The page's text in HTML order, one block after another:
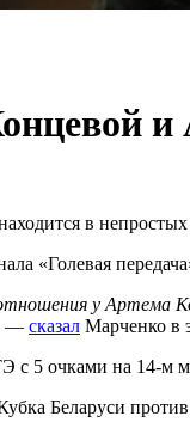
и
в
«Голевая
у Артема
— сказал Марченко в
с 5 очками на 14-м
Беларуси